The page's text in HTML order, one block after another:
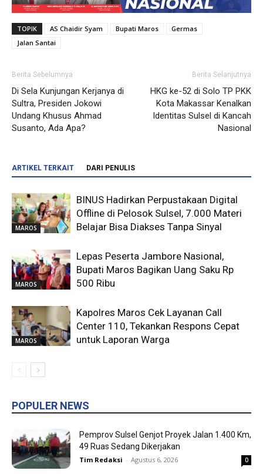
TOPIK AS Chaidir Syam Bupati Maros
Germas
Jalan Santai
Berita Sebelumnya
Di Sela Kunjungan Kerjanya di
Sultra, Presiden Jokowi
Undang Khusus Ahmad
Susanto, Ada Apa?
Berita Selanjutnya
HKG ke-52 di Solo TP PKK
Kota Makassar Kenalkan
Identitas Sulsel di Kancah
Nasional
ARTIKEL TERKAIT DARI PENULIS
MAROS
BINUS Hadirkan Perpustakaan Digital
Offline di Pelosok Sulsel, 7.000 Materi
Belajar Bisa Diakses Tanpa Sinyal
MAROS
Lepas Peserta Jambore Nasional,
Bupati Maros Bagikan Uang Saku Rp
500 Ribu
MAROS
Kapolres Maros Cek Layanan Call
Center 110, Tekankan Respons Cepat
untuk Laporan Warga
POPULER NEWS
Pemprov Sulsel Genjot Proyek Jalan 1.400 Km,
49 Ruas Sedang Dikerjakan
Tim Redaksi - Agustus 6, 2026 0